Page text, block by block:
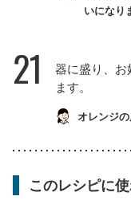
いになり
21
器に盛り、お
ます。
オレンジの
このレシピに